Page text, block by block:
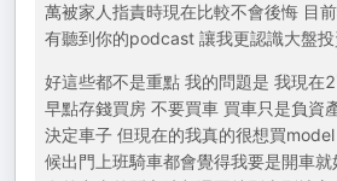
萬被家人指責時現在比較不會後悔 目
有聽到你的podcast 讓我更認識大盤
好這些都不是重點 我的問題是 我現在
早點存錢買房 不要買車 買車只是負資
決定車子 但現在的我真的很想買
候出門上班騎車都會覺得我要是開車